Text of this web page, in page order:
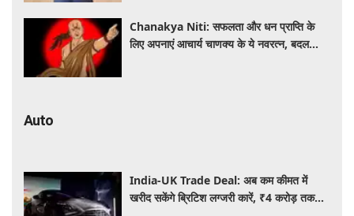
Chanakya Niti: सफलता और धन प्राप्ति के
लिए अपनाएं आचार्य चाणक्य के ये नवरत्न, बदल
Auto
India-UK Trade Deal: अब कम कीमत में
खरीद सकेंगे ब्रिटिश लग्जरी कारें, ₹4 करोड़ तक